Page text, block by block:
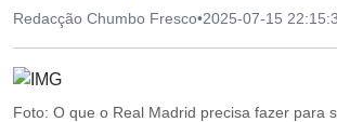
Redacção Chumbo Fresco•2025-07-15
Foto: O que o Real Madrid precisa fazer para